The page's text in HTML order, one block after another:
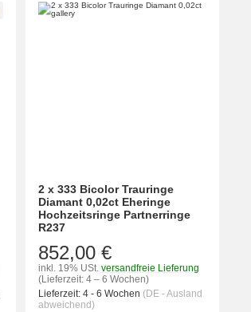
2 x 333 Bicolor Trauringe
Diamant 0,02ct Eheringe
Hochzeitsringe Partnerringe
R237
852,00 €
inkl. 19% USt. versandfreie Lieferung
(Lieferzeit: 4 – 6 Wochen)
Lieferzeit: 4 - 6 Wochen (DE - Ausland
abweichend)